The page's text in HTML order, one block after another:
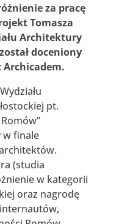
za pracę
Tomasza
Architektury
doceniony
Archicadem.
pt.
w finale
(studia
w kategorii
oraz nagrodę